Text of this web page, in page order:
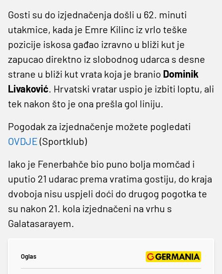
Gosti su do izjednačenja došli u 62. minuti
utakmice, kada je Emre Kilinc iz vrlo teške
pozicije iskosa gađao izravno u bliži kut je
zapucao direktno iz slobodnog udarca s desne
strane u bliži kut vrata koja je branio Dominik
Livaković. Hrvatski vratar uspio je izbiti loptu, ali
tek nakon što je ona prešla gol liniju.
Pogodak za izjednačenje možete pogledati
OVDJE (Sportklub)
Iako je Fenerbahče bio puno bolja momčad i
uputio 21 udarac prema vratima gostiju, do kraja
dvoboja nisu uspjeli doći do drugog pogotka te
su nakon 21. kola izjednačeni na vrhu s
Galatasarayem.
Oglas